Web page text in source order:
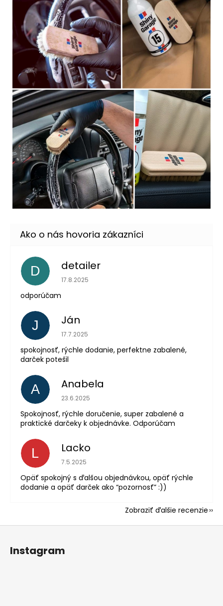
D detailer
Hodnotenie obchodu je 5 z 5 hviezdičiek.
17.8.2025
odporúčam
J Ján
Hodnotenie obchodu je 5 z 5 hviezdičiek.
17.7.2025
spokojnosť, rýchle dodanie, perfektne zabalené,
darček potešil
A Anabela
Hodnotenie obchodu je 5 z 5 hviezdičiek.
23.6.2025
Spokojnosť, rýchle doručenie, super zabalené a
praktické darčeky k objednávke. Odporúčam
L Lacko
Hodnotenie obchodu je 5 z 5 hviezdičiek.
7.5.2025
Opäť spokojný s ďalšou objednávkou, opäť rýchle
dodanie a opäť darček ako “pozornosť” :))
Zobraziť ďalšie recenzie
Instagram